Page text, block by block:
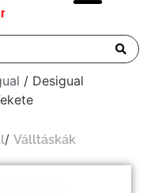
/ Desigual
/ Válltáskák